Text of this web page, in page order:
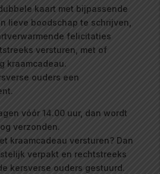
kaart met bijpassende
lieve boodschap te schrijven,
felicitaties
versturen, met of
kraamcadeau.
ouders een
vóór 14.00 uur, dan wordt
verzonden.
kraamcadeau versturen? Dan
verpakt en rechtstreeks
kersverse ouders gestuurd.